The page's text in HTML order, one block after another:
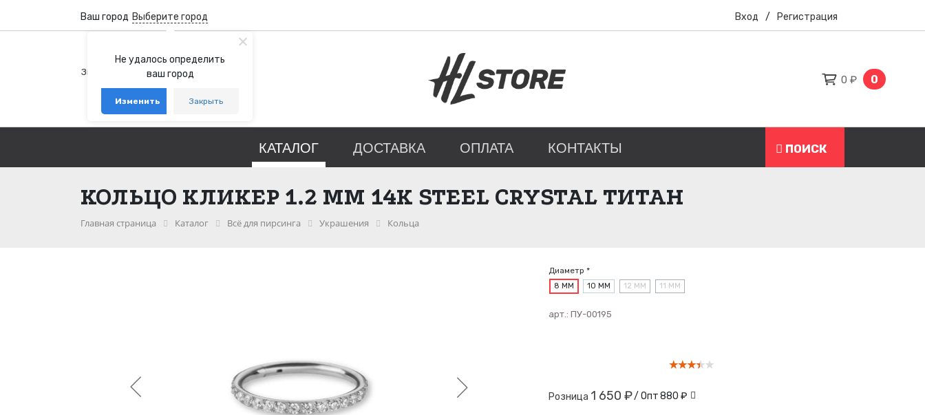
Не удалось определить
ваш город
Изменить Закрыть
Ваш город Выберите город Вход / Регистрация
+7 (800) 100-76-77
Звонок бесплатный по России
+7 (931) 978-88-88
telegram whatsapp
0 ₽ 0
КАТАЛОГ ДОСТАВКА ОПЛАТА КОНТАКТЫ ПОИСК
КОЛЬЦО КЛИКЕР 1.2 ММ 14К STEEL CRYSTAL ТИТАН
Главная страница Каталог Всё для пирсинга Украшения Кольца
Диаметр *
8 ММ 10 ММ 12 ММ 11 ММ
арт.: ПУ-00195
Розница 1 650 ₽/ Опт880 ₽